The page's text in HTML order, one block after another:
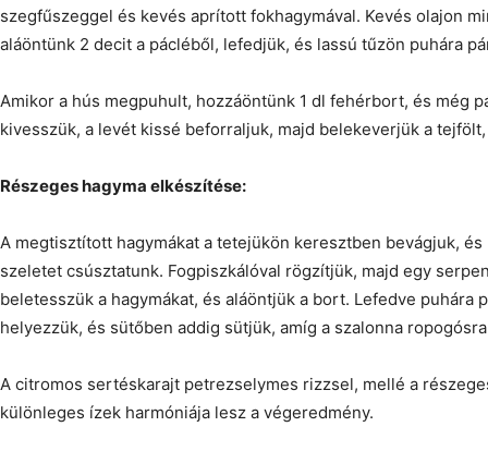
szegfűszeggel és kevés aprított fokhagymával. Kevés olajon
aláöntünk 2 decit a pácléből, lefedjük, és lassú tűzön puhára
Amikor a hús megpuhult, hozzáöntünk 1 dl fehérbort, és még
kivesszük, a levét kissé beforraljuk, majd belekeverjük a
Részeges hagyma elkészítése:
A megtisztított hagymákat a tetejükön keresztben bevágjuk,
szeletet csúsztatunk. Fogpiszkálóval rögzítjük, majd egy
beletesszük a hagymákat, és aláöntjük a bort. Lefedve puhára
helyezzük, és sütőben addig sütjük, amíg a szalonna
A citromos sertéskarajt petrezselymes rizzsel, mellé a
különleges ízek harmóniája lesz a végeredmény.